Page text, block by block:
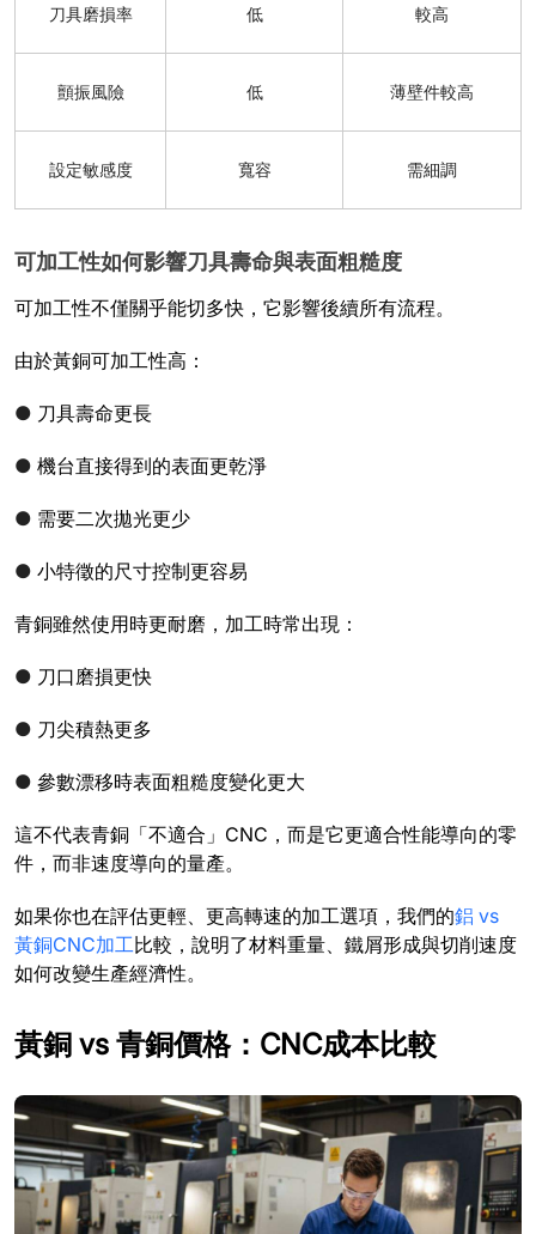
刀具磨損率 低 較高
顫振風險 低 薄壁件較高
設定敏感度 寬容 需細調
可加工性如何影響刀具壽命與表面粗糙度
可加工性不僅關乎能切多快，它影響後續所有流程。
由於黃銅可加工性高：
● 刀具壽命更長
● 機台直接得到的表面更乾淨
● 需要二次拋光更少
● 小特徵的尺寸控制更容易
青銅雖然使用時更耐磨，加工時常出現：
● 刀口磨損更快
● 刀尖積熱更多
● 參數漂移時表面粗糙度變化更大
這不代表青銅「不適合」CNC，而是它更適合性能導向的零
件，而非速度導向的量產。
如果你也在評估更輕、更高轉速的加工選項，我們的鋁 vs
黃銅CNC加工比較，說明了材料重量、鐵屑形成與切削速度
如何改變生產經濟性。
黃銅 vs 青銅價格：CNC成本比較